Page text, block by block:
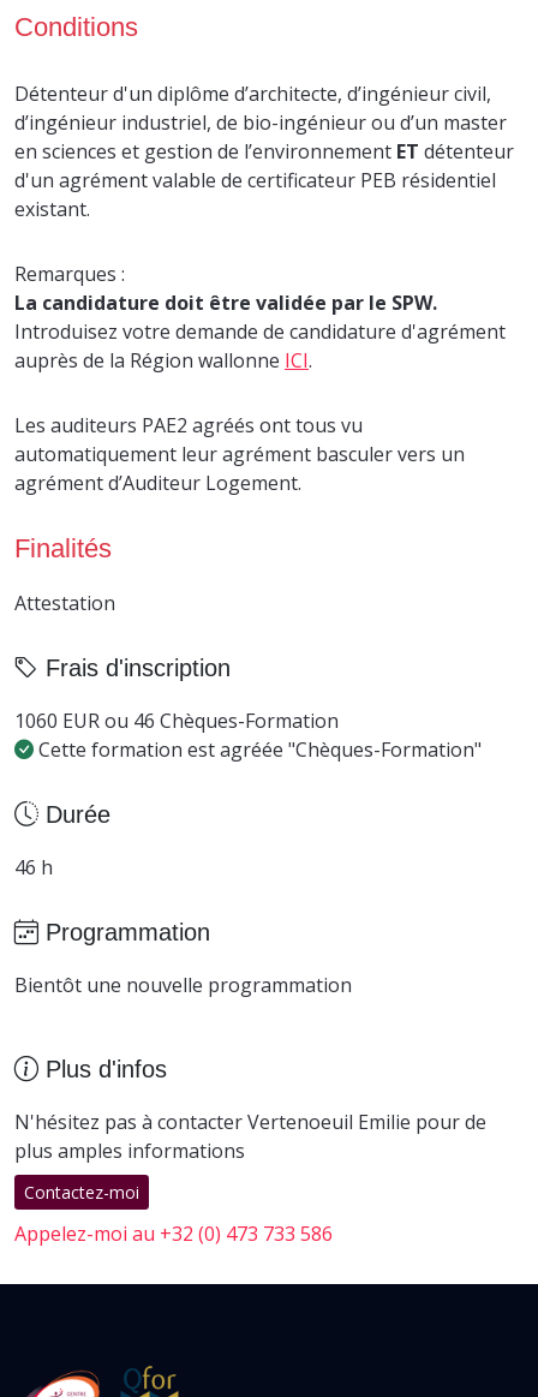
Conditions
Détenteur d'un diplôme d’architecte, d’ingénieur civil,
d’ingénieur industriel, de bio-ingénieur ou d’un master
en sciences et gestion de l’environnement ET détenteur
d'un agrément valable de certificateur PEB résidentiel
existant.
Remarques :
La candidature doit être validée par le SPW.
Introduisez votre demande de candidature d'agrément
auprès de la Région wallonne ICI.
Les auditeurs PAE2 agréés ont tous vu
automatiquement leur agrément basculer vers un
agrément d’Auditeur Logement.
Finalités
Attestation
Frais d'inscription
1060 EUR ou 46 Chèques-Formation
Cette formation est agréée "Chèques-Formation"
Durée
46 h
Programmation
Bientôt une nouvelle programmation
Plus d'infos
N'hésitez pas à contacter Vertenoeuil Emilie pour de
plus amples informations
Contactez-moi
Appelez-moi au +32 (0) 473 733 586